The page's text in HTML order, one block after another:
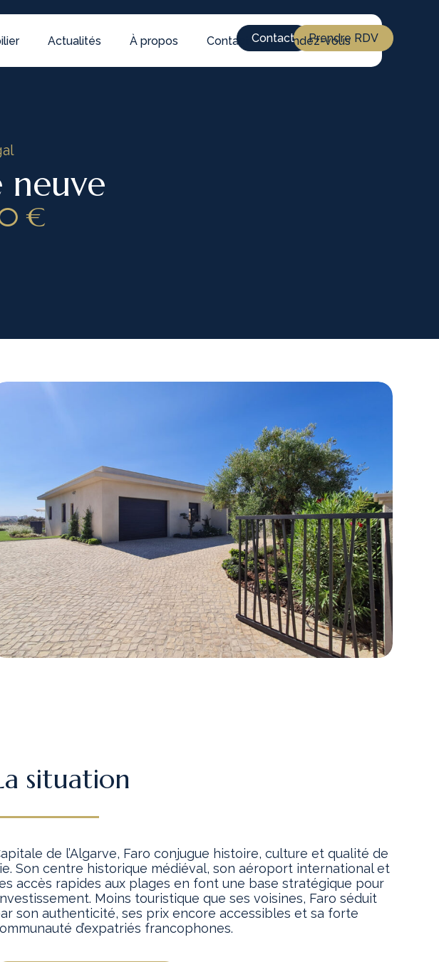
Actualités À propos Contact Rendez-vous
Contact Prendre RDV
neuve
€
situation
de l’Algarve, Faro conjugue histoire, culture et qualité de
Son centre historique médiéval, son aéroport international et
accès rapides aux plages en font une base stratégique pour
Moins touristique que ses voisines, Faro séduit
son authenticité, ses prix encore accessibles et sa forte
d’expatriés francophones.